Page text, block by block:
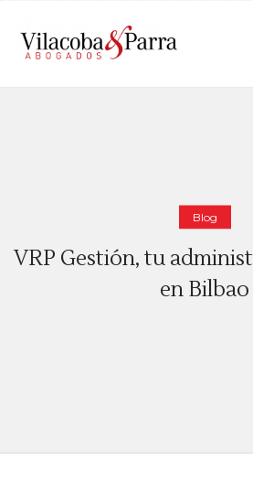
Blog
VRP Gestión, tu
en Bilbao